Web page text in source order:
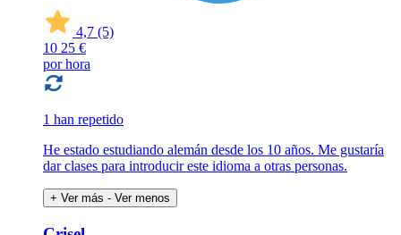
4,7 (5)
10 25 €
por hora
1 han repetido
He estado estudiando alemán desde los 10 años. Me gustaría
dar clases para introducir este idioma a otras personas.
+ Ver más - Ver menos